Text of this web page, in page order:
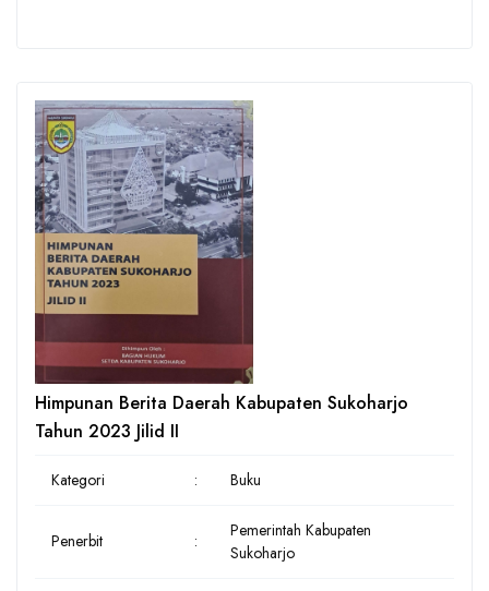
Himpunan Berita Daerah Kabupaten Sukoharjo
Tahun 2023 Jilid II
Kategori : Buku
Penerbit :
Pemerintah Kabupaten
Sukoharjo